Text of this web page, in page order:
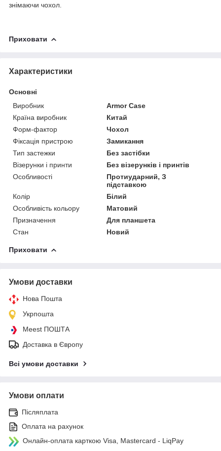
знімаючи чохол.
Приховати
Характеристики
Основні
Виробник
Armor Case
Країна виробник
Китай
Форм-фактор
Чохол
Фіксація пристрою
Замикання
Тип застежки
Без застібки
Візерунки і принти
Без візерунків і принтів
Особливості
Протиударний, З
підставкою
Колір
Білий
Особливість кольору
Матовий
Призначення
Для планшета
Стан
Новий
Приховати
Умови доставки
Нова Пошта
Укрпошта
Meest ПОШТА
Доставка в Європу
Всі умови доставки
Умови оплати
Післяплата
Оплата на рахунок
Онлайн-оплата карткою Visa, Mastercard - LiqPay